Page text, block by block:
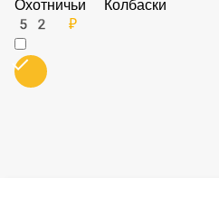
Болгарский перец